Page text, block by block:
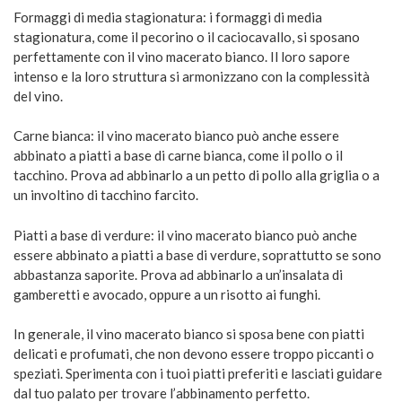
Formaggi di media stagionatura: i formaggi di media
stagionatura, come il pecorino o il caciocavallo, si sposano
perfettamente con il vino macerato bianco. Il loro sapore
intenso e la loro struttura si armonizzano con la complessità
del vino.
Carne bianca: il vino macerato bianco può anche essere
abbinato a piatti a base di carne bianca, come il pollo o il
tacchino. Prova ad abbinarlo a un petto di pollo alla griglia o a
un involtino di tacchino farcito.
Piatti a base di verdure: il vino macerato bianco può anche
essere abbinato a piatti a base di verdure, soprattutto se sono
abbastanza saporite. Prova ad abbinarlo a un’insalata di
gamberetti e avocado, oppure a un risotto ai funghi.
In generale, il vino macerato bianco si sposa bene con piatti
delicati e profumati, che non devono essere troppo piccanti o
speziati. Sperimenta con i tuoi piatti preferiti e lasciati guidare
dal tuo palato per trovare l’abbinamento perfetto.